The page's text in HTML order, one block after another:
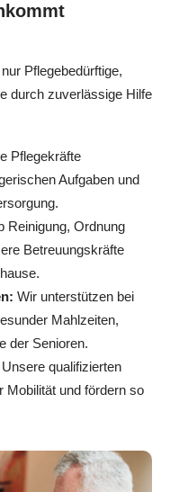
Pflegebedürftige,
durch zuverlässige Hilfe
Pflegekräfte
Aufgaben und
Reinigung, Ordnung
Betreuungskräfte
Wir unterstützen bei
Mahlzeiten,
der Senioren.
Unsere qualifizierten
Mobilität und fördern so